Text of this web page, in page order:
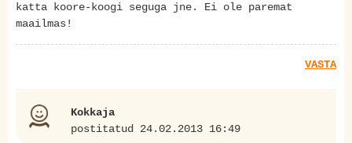
katta koore-koogi seguga jne. Ei ole paremat
maailmas!
VASTA
Kokkaja
postitatud 24.02.2013 16:49